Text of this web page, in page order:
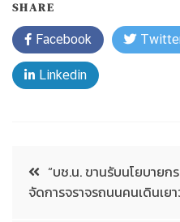
SHARE
Facebook
Linkedin
“บช.น. ขานรับนโยบายก
จัดการจราจรถนนคนเดินเย